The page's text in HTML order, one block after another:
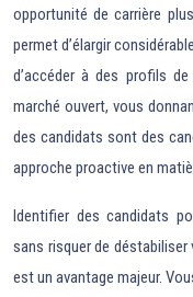
opportunité de carrière
permet d’élargir
d’accéder à des profils
marché ouvert, vous
des candidats sont des
approche proactive en
Identifier des candidats
sans risquer de déstabiliser
est un avantage majeur.